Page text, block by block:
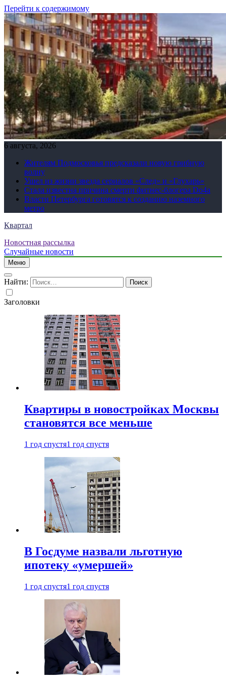
Перейти к содержимому
6 августа, 2026
Жителям Подмосковья предсказали новую грибную
волну
Ушел из жизни звезда сериалов «След» и «Глухарь»
Стала известна причина смерти фитнес-блогера Do4а
Власти Петербурга готовятся к созданию наземного
метро
Квартал
Новостная рассылка
Случайные новости
Меню
Найти:
Заголовки
Квартиры в новостройках Москвы
становятся все меньше
1 год спустя1 год спустя
В Госдуме назвали льготную
ипотеку «умершей»
1 год спустя1 год спустя